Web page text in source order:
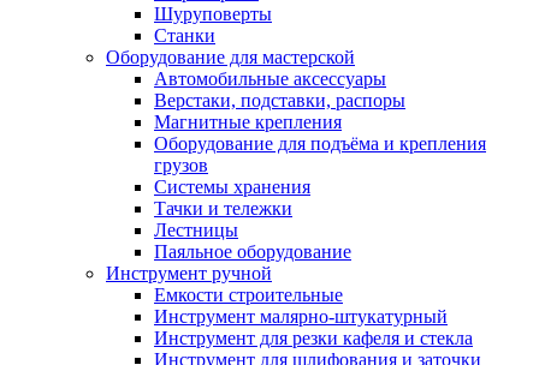
Шуруповерты
Станки
Оборудование для мастерской
Автомобильные аксессуары
Верстаки, подставки, распоры
Магнитные крепления
Оборудование для подъёма и крепления
грузов
Системы хранения
Тачки и тележки
Лестницы
Паяльное оборудование
Инструмент ручной
Емкости строительные
Инструмент малярно-штукатурный
Инструмент для резки кафеля и стекла
Инструмент для шлифования и заточки